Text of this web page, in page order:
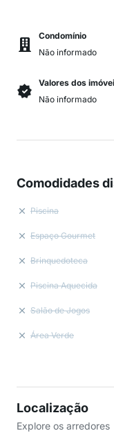
Condomínio
Não informado
Valores dos
Não informado
Comodidades
Piscina
Espaço Gourmet
Brinquedoteca
Piscina Aquecida
Salão de Jogos
Área Verde
Localização
Explore os arredores